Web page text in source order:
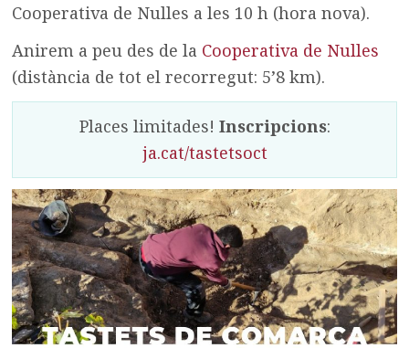
Cooperativa de Nulles a les 10 h (hora nova).
Anirem a peu des de la Cooperativa de Nulles
(distància de tot el recorregut: 5’8 km).
Places limitades! Inscripcions:
ja.cat/tastetsoct